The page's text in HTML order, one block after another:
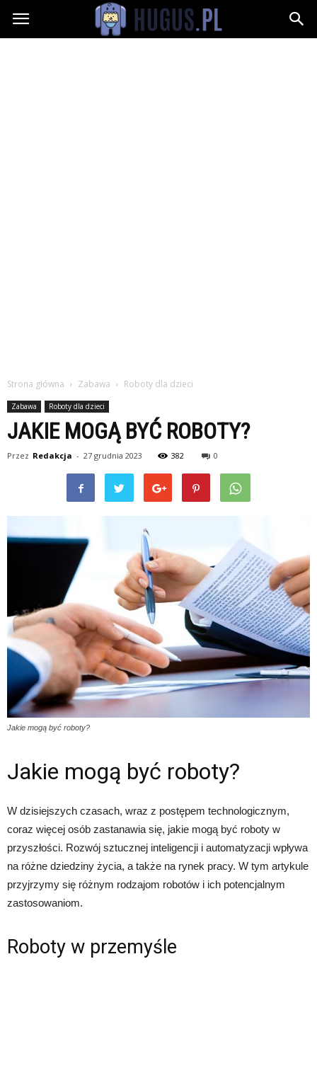
Hugus.pl
Strona główna Zabawa Roboty dla dzieci
Zabawa Roboty dla dzieci
JAKIE MOGĄ BYĆ ROBOTY?
Przez Redakcja - 27 grudnia 2023 382 0
Jakie mogą być roboty?
Jakie mogą być roboty?
W dzisiejszych czasach, wraz z postępem technologicznym,
coraz więcej osób zastanawia się, jakie mogą być roboty w
przyszłości. Rozwój sztucznej inteligencji i automatyzacji wpływa
na różne dziedziny życia, a także na rynek pracy. W tym artykule
przyjrzymy się różnym rodzajom robotów i ich potencjalnym
zastosowaniom.
Roboty w przemyśle